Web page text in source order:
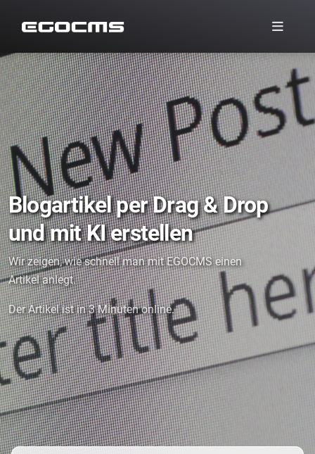
Blogartikel per Drag & Drop
und mit KI erstellen
Wir zeigen, wie schnell man mit EGOCMS einen
Artikel anlegt.
Der Artikel ist in 3 Minuten online.